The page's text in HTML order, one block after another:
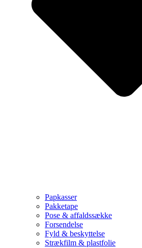
Papkasser
Pakketape
Pose & affaldssække
Forsendelse
Fyld & beskyttelse
Strækfilm & plastfolie